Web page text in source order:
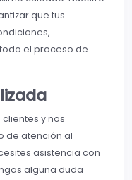
que tus
el proceso de
y nos
de atención al
asistencia con
alguna duda